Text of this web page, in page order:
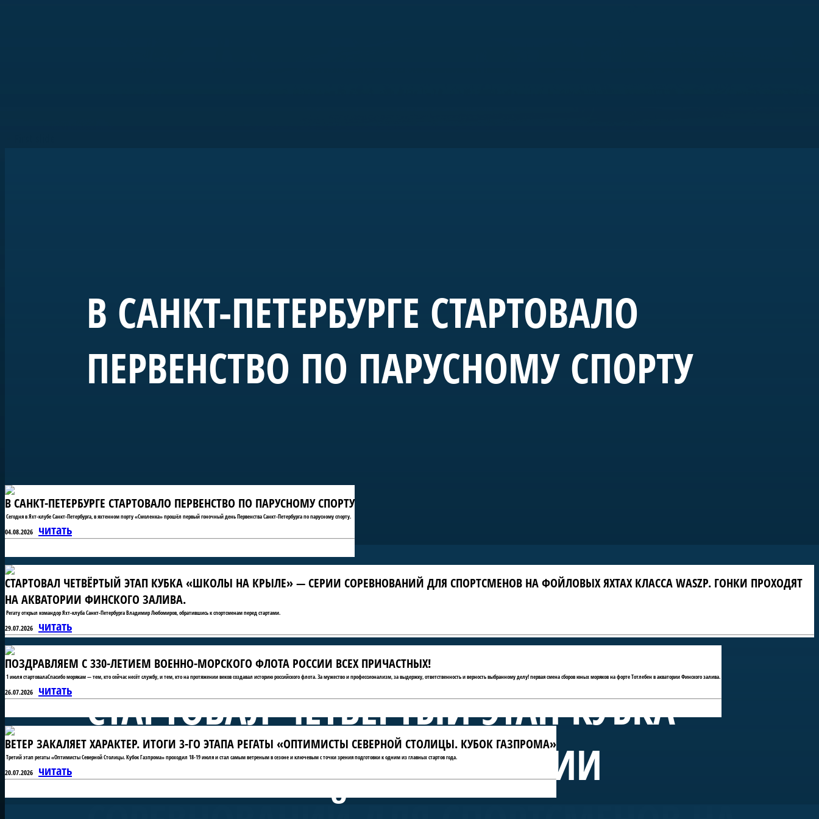
В САНКТ-ПЕТЕРБУРГЕ СТАРТОВАЛО
ПЕРВЕНСТВО ПО ПАРУСНОМУ СПОРТУ
СТАРТОВАЛ ЧЕТВЁРТЫЙ ЭТАП КУБКА
«ШКОЛЫ НА КРЫЛЕ» — СЕРИИ
В САНКТ-ПЕТЕРБУРГЕ СТАРТОВАЛО ПЕРВЕНСТВО ПО ПАРУСНОМУ СПОРТУ
Сегодня в Яхт-клубе Санкт-Петербурга, в яхтенном порту «Смоленка» прошёл первый гоночный день Первенства Санкт-Петербурга по парусному спорту.
04.08.2026 читать
СТАРТОВАЛ ЧЕТВЁРТЫЙ ЭТАП КУБКА «ШКОЛЫ НА КРЫЛЕ» — СЕРИИ СОРЕВНОВАНИЙ ДЛЯ СПОРТСМЕНОВ НА ФОЙЛОВЫХ ЯХТАХ КЛАССА WASZP. ГОНКИ ПРОХОДЯТ
НА АКВАТОРИИ ФИНСКОГО ЗАЛИВА.
Регату открыл командор Яхт-клуба Санкт-Петербурга Владимир Любомиров, обратившись к спортсменам перед стартами.
29.07.2026 читать
ПОЗДРАВЛЯЕМ С 330-ЛЕТИЕМ ВОЕННО-МОРСКОГО ФЛОТА РОССИИ ВСЕХ ПРИЧАСТНЫХ!
1 июля стартовалаСпасибо морякам — тем, кто сейчас несёт службу, и тем, кто на протяжении веков создавал историю российского флота. За мужество и профессионализм, за выдержку, ответственность и верность выбранному делу! первая смена сборов юных моряков на форте Тотлебен в акватории Финского залива.
26.07.2026 читать
ВЕТЕР ЗАКАЛЯЕТ ХАРАКТЕР. ИТОГИ 3-ГО ЭТАПА РЕГАТЫ «ОПТИМИСТЫ СЕВЕРНОЙ СТОЛИЦЫ. КУБОК ГАЗПРОМА»
Третий этап регаты «Оптимисты Северной Столицы. Кубок Газпрома» проходил 18-19 июля и стал самым ветреным в сезоне и ключевым с точки зрения подготовки к одним из главных стартов года.
20.07.2026 читать